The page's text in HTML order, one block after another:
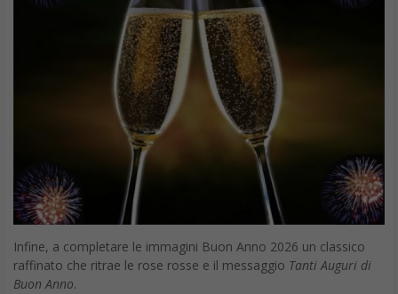
Infine, a completare le immagini Buon Anno 2026 un classico
raffinato che ritrae le rose rosse e il messaggio Tanti Auguri di
Buon Anno.